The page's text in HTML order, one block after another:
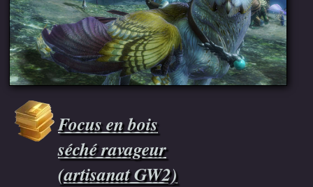
Focus en bois
séché ravageur
(artisanat GW2)